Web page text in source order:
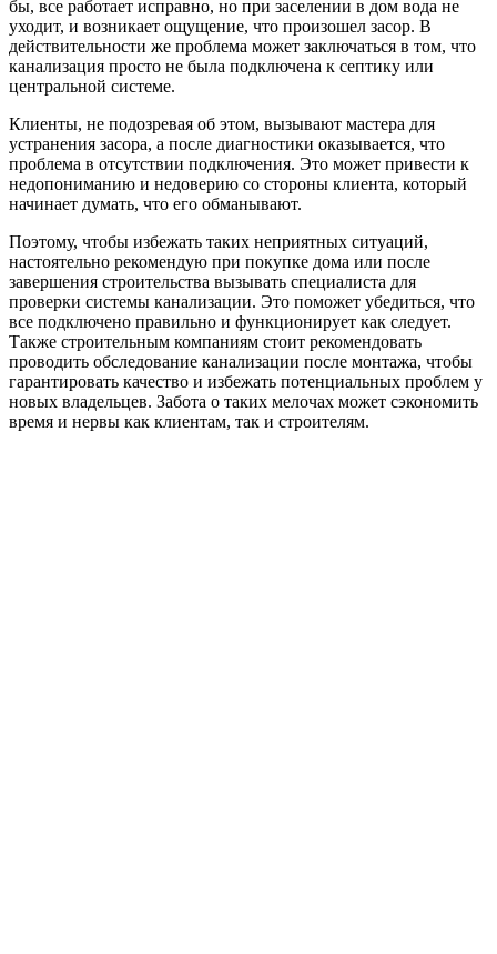
бы, все работает исправно, но при заселении в дом вода не
уходит, и возникает ощущение, что произошел засор. В
действительности же проблема может заключаться в том, что
канализация просто не была подключена к септику или
центральной системе.
Клиенты, не подозревая об этом, вызывают мастера для
устранения засора, а после диагностики оказывается, что
проблема в отсутствии подключения. Это может привести к
недопониманию и недоверию со стороны клиента, который
начинает думать, что его обманывают.
Поэтому, чтобы избежать таких неприятных ситуаций,
настоятельно рекомендую при покупке дома или после
завершения строительства вызывать специалиста для
проверки системы канализации. Это поможет убедиться, что
все подключено правильно и функционирует как следует.
Также строительным компаниям стоит рекомендовать
проводить обследование канализации после монтажа, чтобы
гарантировать качество и избежать потенциальных проблем у
новых владельцев. Забота о таких мелочах может сэкономить
время и нервы как клиентам, так и строителям.